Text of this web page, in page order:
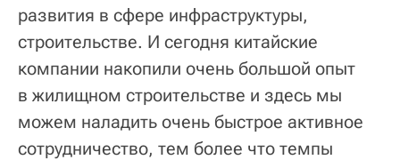
развития в сфере инфраструктуры,
строительстве. И сегодня китайские
компании накопили очень большой опыт
в жилищном строительстве и здесь мы
можем наладить очень быстрое активное
сотрудничество, тем более что темпы